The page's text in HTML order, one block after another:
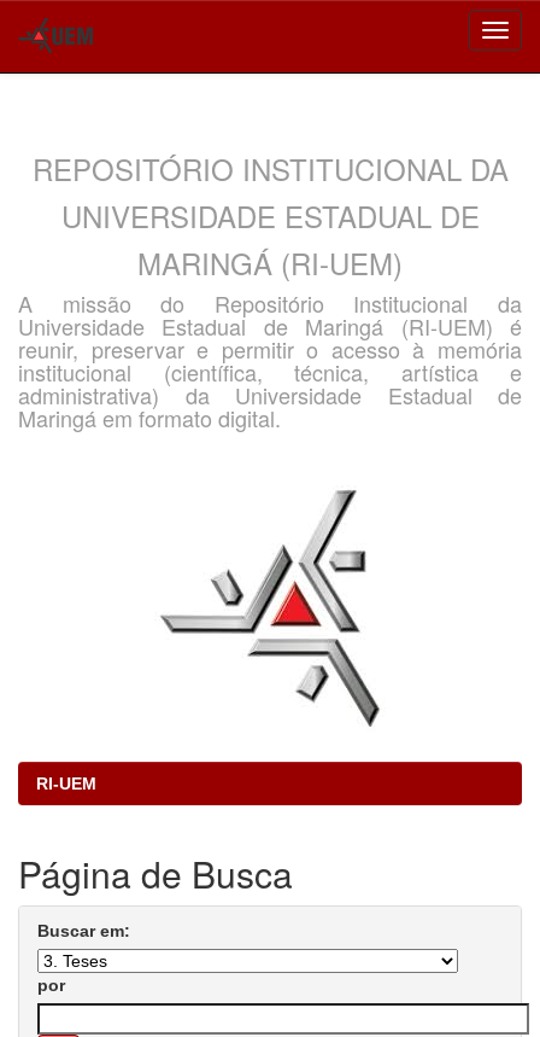
REPOSITÓRIO INSTITUCIONAL DA
UNIVERSIDADE ESTADUAL DE
MARINGÁ (RI-UEM)
A missão do Repositório Institucional da
Universidade Estadual de Maringá (RI-UEM) é
reunir, preservar e permitir o acesso à memória
institucional (científica, técnica, artística e
administrativa) da Universidade Estadual de
Maringá em formato digital.
RI-UEM
Página de Busca
Buscar em:
por